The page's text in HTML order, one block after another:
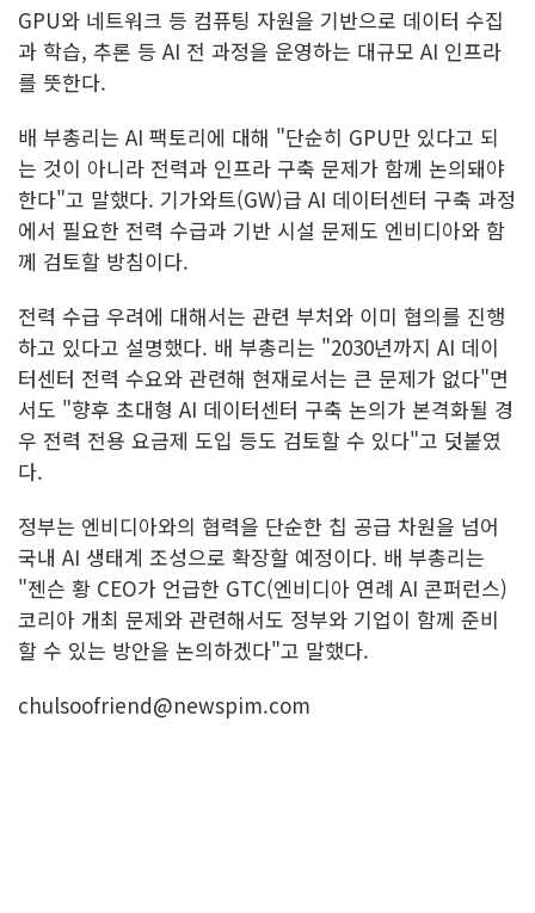
GPU와 네트워크 등 컴퓨팅 자원을 기반으로 데이터 수집
과 학습, 추론 등 AI 전 과정을 운영하는 대규모 AI 인프라
를 뜻한다.
배 부총리는 AI 팩토리에 대해 "단순히 GPU만 있다고 되
는 것이 아니라 전력과 인프라 구축 문제가 함께 논의돼야
한다"고 말했다. 기가와트(GW)급 AI 데이터센터 구축 과정
에서 필요한 전력 수급과 기반 시설 문제도 엔비디아와 함
께 검토할 방침이다.
전력 수급 우려에 대해서는 관련 부처와 이미 협의를 진행
하고 있다고 설명했다. 배 부총리는 "2030년까지 AI 데이
터센터 전력 수요와 관련해 현재로서는 큰 문제가 없다"면
서도 "향후 초대형 AI 데이터센터 구축 논의가 본격화될 경
우 전력 전용 요금제 도입 등도 검토할 수 있다"고 덧붙였
다.
정부는 엔비디아와의 협력을 단순한 칩 공급 차원을 넘어
국내 AI 생태계 조성으로 확장할 예정이다. 배 부총리는
"젠슨 황 CEO가 언급한 GTC(엔비디아 연례 AI 콘퍼런스)
코리아 개최 문제와 관련해서도 정부와 기업이 함께 준비
할 수 있는 방안을 논의하겠다"고 말했다.
chulsoofriend@newspim.com